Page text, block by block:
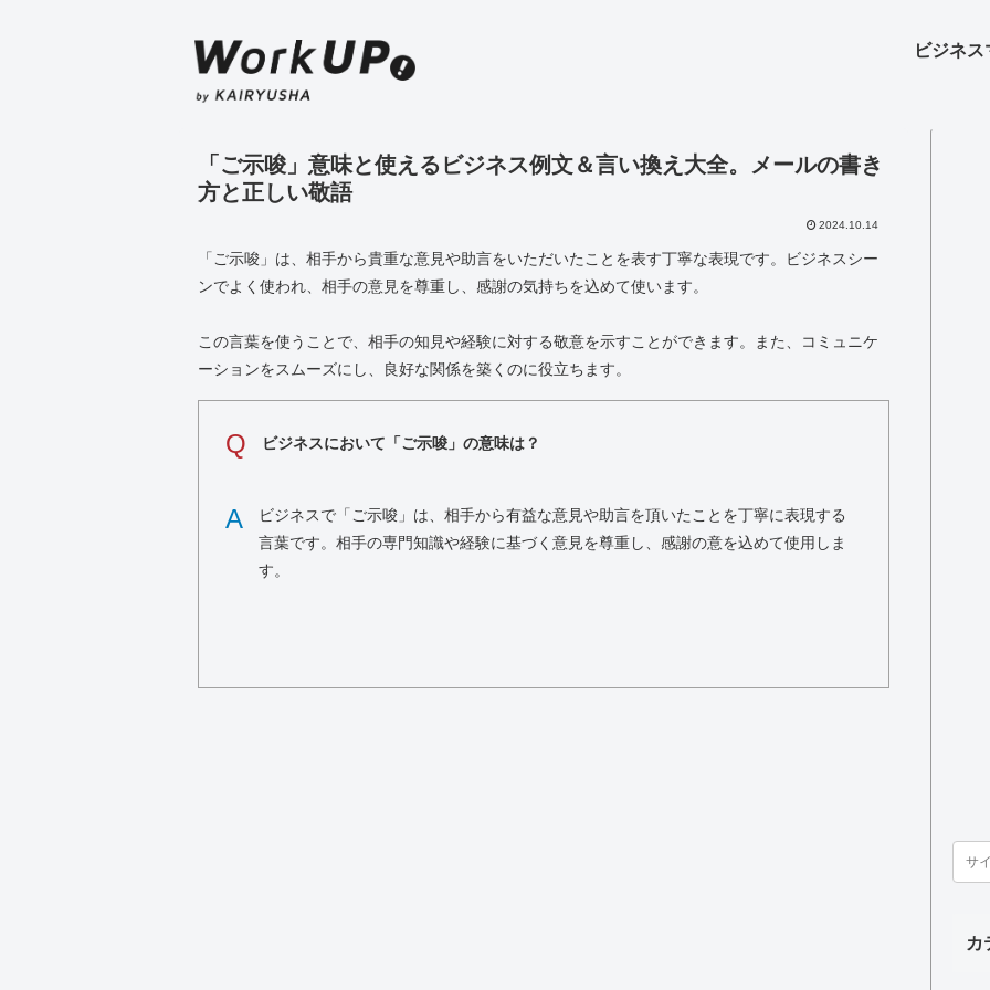
ビジネ
「ご示唆」意味と使えるビジネス例文＆言い換え大全。メールの書き
方と正しい敬語
2024.10.14
「ご示唆」は、相手から貴重な意見や助言をいただいたことを表す丁寧な表現です。ビジネスシー
ンでよく使われ、相手の意見を尊重し、感謝の気持ちを込めて使います。
この言葉を使うことで、相手の知見や経験に対する敬意を示すことができます。また、コミュニケ
ーションをスムーズにし、良好な関係を築くのに役立ちます。
Q ビジネスにおいて「ご示唆」の意味は？
A
ビジネスで「ご示唆」は、相手から有益な意見や助言を頂いたことを丁寧に表現する
言葉です。相手の専門知識や経験に基づく意見を尊重し、感謝の意を込めて使用しま
す。
カ